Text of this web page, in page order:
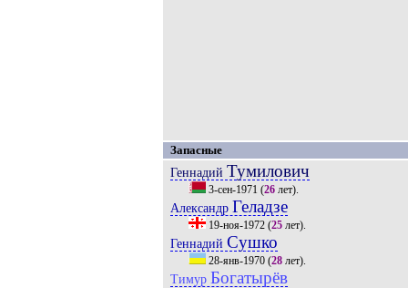
Запасные
Геннадий Тумилович
3-сен-1971 (26лет).
Александр Геладзе
19-ноя-1972(25лет).
Геннадий Сушко
28-янв-1970(28лет).
Тимур Богатырёв